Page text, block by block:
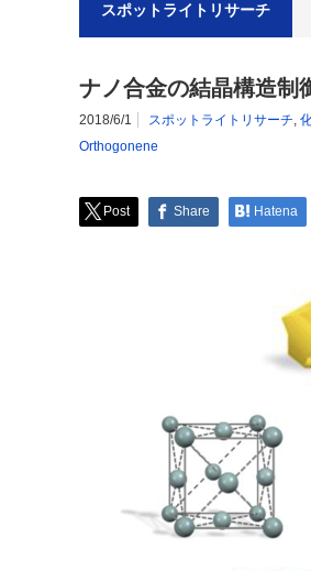
スポットライトリサーチ
ナノ合金の結晶構造制
2018/6/1 スポットライトリサーチ,
Orthogonene
Post Share Hatena